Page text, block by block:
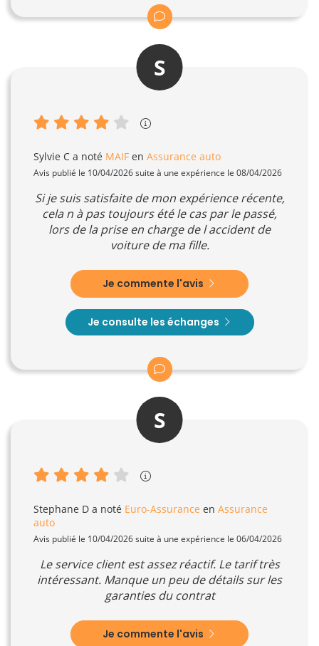
S
Sylvie C a noté MAIF en Assurance auto
Avis publié le 10/04/2026 suite à une expérience le 08/04/2026
Si je suis satisfaite de mon expérience récente,
cela n à pas toujours été le cas par le passé,
lors de la prise en charge de l accident de
voiture de ma fille.
Je commente l'avis
Je consulte les échanges
S
Stephane D a noté Euro-Assurance en Assurance
auto
Avis publié le 10/04/2026 suite à une expérience le 06/04/2026
Le service client est assez réactif. Le tarif très
intéressant. Manque un peu de détails sur les
garanties du contrat
Je commente l'avis